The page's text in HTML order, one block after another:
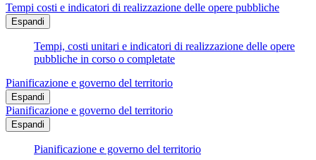
Tempi costi e indicatori di realizzazione delle opere pubbliche
Espandi
Tempi, costi unitari e indicatori di realizzazione delle opere
pubbliche in corso o completate
Pianificazione e governo del territorio
Espandi
Pianificazione e governo del territorio
Espandi
Pianificazione e governo del territorio